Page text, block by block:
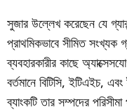
সুজার উল্লেখ করেছেন যে
প্রাথমিকভাবে সীমিত
ব্যবহারকারীর কাছে
বর্তমানে বিটিসি, ইটিএইচ,
ব্যাংকটি তার সম্পদের